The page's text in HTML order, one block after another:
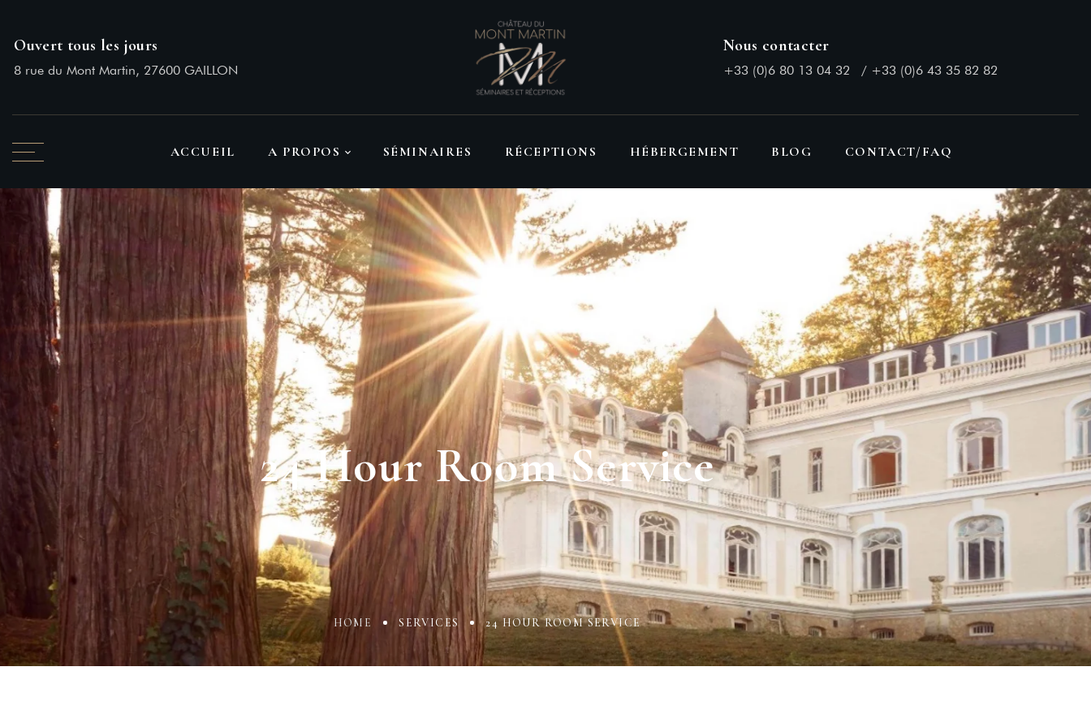
Ouvert tous les jours
8 rue du Mont Martin, 27600 GAILLON
Nous contacter
+33 (0)6 80 13 04 32 / +33 (0)6 43 35 82 82
ACCUEIL A PROPOS SÉMINAIRES RÉCEPTIONS HÉBERGEMENT BLOG CONTACT/FAQ
24 Hour Room Service
HOME SERVICES 24 HOUR ROOM SERVICE
Login
Sign in to your hotel account!
USERNAME
PASSWORD*
Remember me Forget password?
What do you get as a member?
Lorem ipsum dolor sit amet, in nam denique suavitate repudiandae, homero
dictas omnesque duo et. Novum dignissim consectetuer ei mel. Ne patrioque
consequat persequeris usu
CANCEL THE ROOM RIGHT IN MY ACCOUNT
EXCLUSIVE OFFER FOR MEMBERS
IN-DEPTH EXAMINATION OF TIME INFORMATION